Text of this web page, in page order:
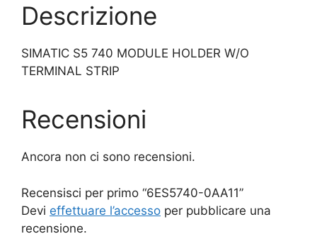
Descrizione
SIMATIC S5 740 MODULE HOLDER W/O
TERMINAL STRIP
Recensioni
Ancora non ci sono recensioni.
Recensisci per primo “6ES5740-0AA11”
Devi effettuare l’accesso per pubblicare una
recensione.